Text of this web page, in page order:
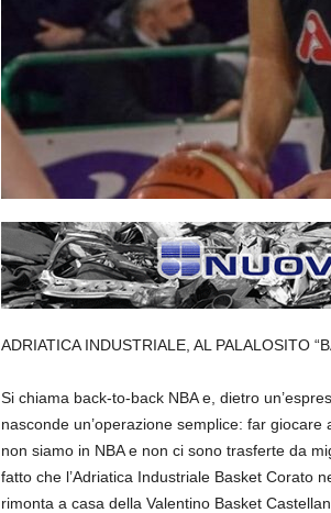
ADRIATICA INDUSTRIALE, AL PALALOSITO
Si chiama back-to-back NBA e, dietro
nasconde un’operazione semplice: far
non siamo in NBA e non ci sono trasferte da
fatto che l’Adriatica Industriale Basket Corato
rimonta a casa della Valentino Basket